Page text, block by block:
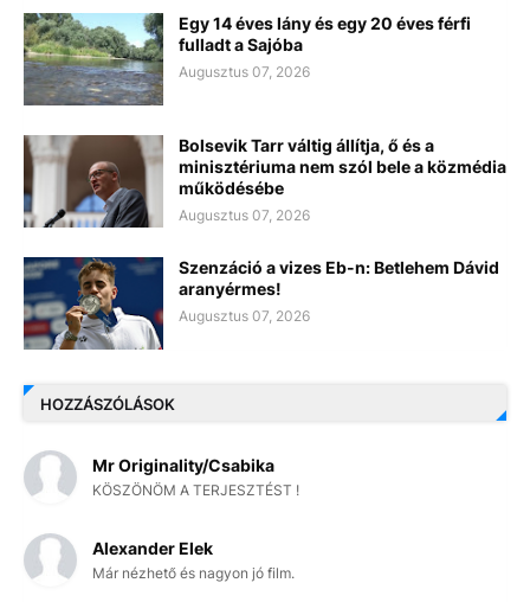
Egy 14 éves lány és egy 20 éves férfi
fulladt a Sajóba
Augusztus 07, 2026
Bolsevik Tarr váltig állítja, ő és a
minisztériuma nem szól bele a közmédia
működésébe
Augusztus 07, 2026
Szenzáció a vizes Eb-n: Betlehem Dávid
aranyérmes!
Augusztus 07, 2026
HOZZÁSZÓLÁSOK
Mr Originality/Csabika
KÖSZÖNÖM A TERJESZTÉST !
Alexander Elek
Már nézhető és nagyon jó film.